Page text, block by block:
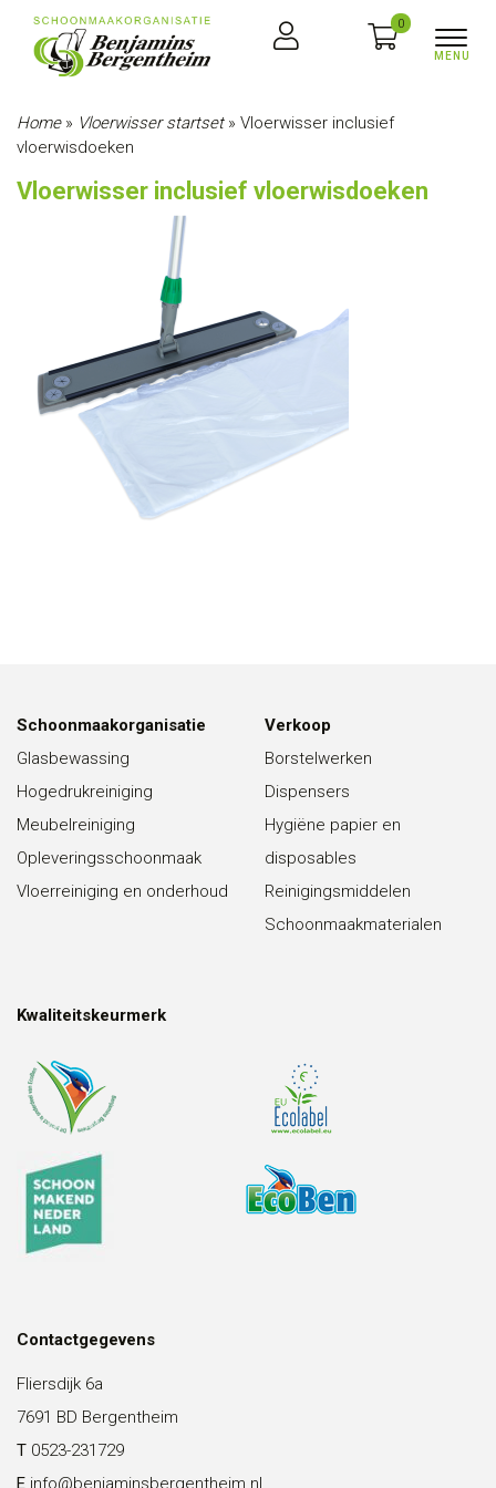
0
Home» Vloerwisser startset» Vloerwisser inclusief
vloerwisdoeken
Vloerwisser inclusief vloerwisdoeken
Schoonmaakorganisatie
Glasbewassing
Hogedrukreiniging
Meubelreiniging
Opleveringsschoonmaak
Vloerreiniging en onderhoud
Verkoop
Borstelwerken
Dispensers
Hygiëne papier en
disposables
Reinigingsmiddelen
Schoonmaakmaterialen
Kwaliteitskeurmerk
Contactgegevens
Fliersdijk 6a
7691 BD Bergentheim
T 0523-231729
E info@benjaminsbergentheim.nl